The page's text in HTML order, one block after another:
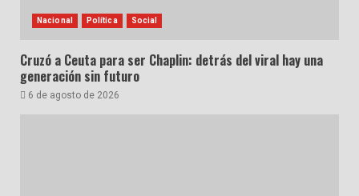
Nacional Política Social
Cruzó a Ceuta para ser Chaplin: detrás del viral hay una
generación sin futuro
6 de agosto de 2026